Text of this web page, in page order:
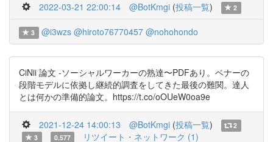
2022-03-21 22:00:14 @BotKmgi (投稿一覧) 2
3 @i3wzs @hiroto76770457 @nohohondo
CiNii 論文 -ソーシャルワーカーの熟達〜PDFあり。ベナーの
段階モデルに依拠し継続的調査をしてきた最後の難関。達人
とは何かの準備的論文。https://t.co/oOUeW0oa9e
2021-12-24 14:00:13 @BotKmgi (投稿一覧)
2
3
0.577 リツイート・ネットワーク (1)